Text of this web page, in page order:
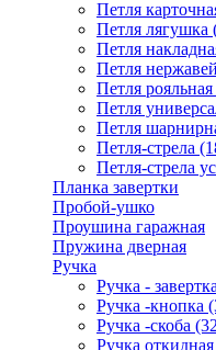
Петля
Петля лягушка
Петля
Петля
Петля рояльная
Петля
Петля
Петля-стрела
Петля-стрела
Планка завертки
Пробой-ушко
Проушина гаражная
Пружина дверная
Ручка
Ручка - завертка
Ручка -кнопка
Ручка -скоба
Ручка откидная